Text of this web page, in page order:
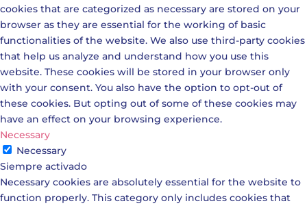
cookies that are categorized as necessary are stored on your
browser as they are essential for the working of basic
functionalities of the website. We also use third-party cookies
that help us analyze and understand how you use this
website. These cookies will be stored in your browser only
with your consent. You also have the option to opt-out of
these cookies. But opting out of some of these cookies may
have an effect on your browsing experience.
Necessary
Necessary
Siempre activado
Necessary cookies are absolutely essential for the website to
function properly. This category only includes cookies that